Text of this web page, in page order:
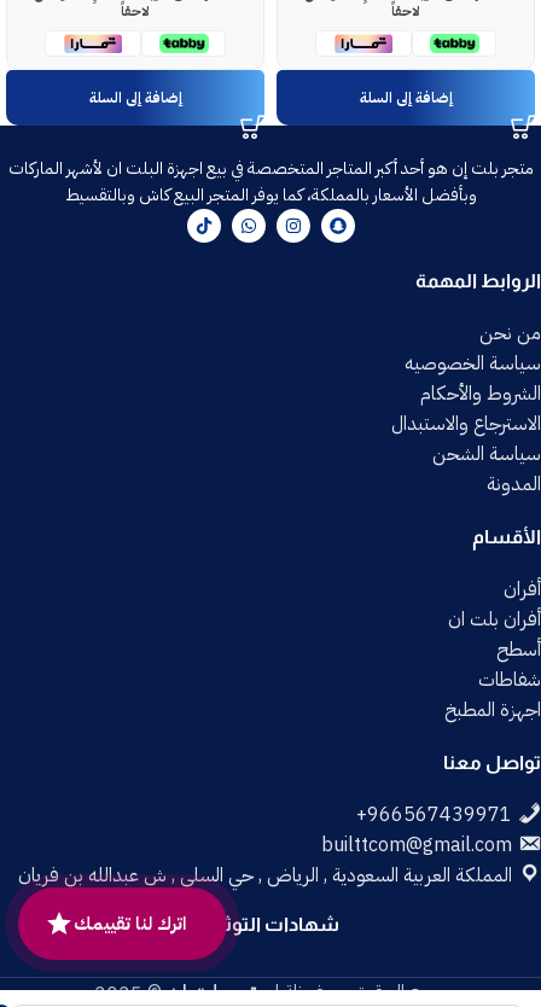
لاحقاً
إضافة إلى السلة
لاحقاً
إضافة إلى السلة
متجر بلت إن هو أحد أكبر المتاجر المتخصصة في بيع اجهزة البلت ان لأشهر الماركات
وبأفضل الأسعار بالمملكة، كما يوفر المتجر البيع كاش وبالتقسيط
الروابط المهمة
من نحن
سياسة الخصوصيه
الشروط والأحكام
الاسترجاع والاستبدال
سياسة الشحن
المدونة
الأقسام
أفران
أفران بلت ان
أسطح
شفاطات
اجهزة المطبخ
تواصل معنا
builttcom@gmail.com
المملكة العربية السعودية , الرياض , حي السلي , ش عبدالله بن فريان
شهادات التوثيق
جميع الحقوق محفوظة لـمتجر بلت إن© 2025.
اترك لنا تقييمك